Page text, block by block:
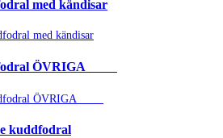
med kändisar
ÖVRIGA ⠀⠀⠀
kuddfodral